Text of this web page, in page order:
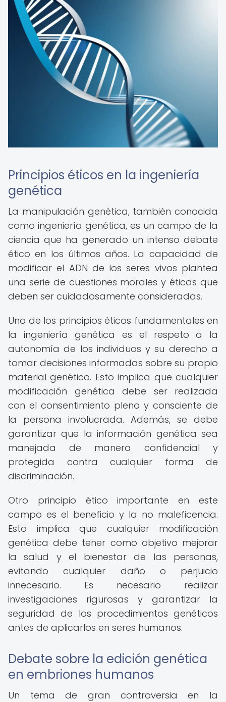
Principios éticos en la ingeniería
genética
La manipulación genética, también conocida
como ingeniería genética, es un campo de la
ciencia que ha generado un intenso debate
ético en los últimos años. La capacidad de
modificar el ADN de los seres vivos plantea
una serie de cuestiones morales y éticas que
deben ser cuidadosamente consideradas.
Uno de los principios éticos fundamentales en
la ingeniería genética es el respeto a la
autonomía de los individuos y su derecho a
tomar decisiones informadas sobre su propio
material genético. Esto implica que cualquier
modificación genética debe ser realizada
con el consentimiento pleno y consciente de
la persona involucrada. Además, se debe
garantizar que la información genética sea
manejada de manera confidencial y
protegida contra cualquier forma de
discriminación.
Otro principio ético importante en este
campo es el beneficio y la no maleficencia.
Esto implica que cualquier modificación
genética debe tener como objetivo mejorar
la salud y el bienestar de las personas,
evitando cualquier daño o perjuicio
innecesario. Es necesario realizar
investigaciones rigurosas y garantizar la
seguridad de los procedimientos genéticos
antes de aplicarlos en seres humanos.
Debate sobre la edición genética
en embriones humanos
Un tema de gran controversia en la